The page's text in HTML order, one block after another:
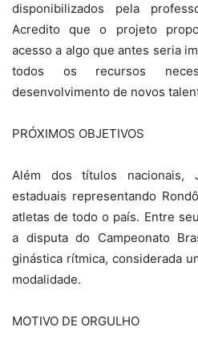
disponibilizados pela
Acredito que o projeto
acesso a algo que antes seria
todos os recursos
desenvolvimento de novos
PRÓXIMOS OBJETIVOS
Além dos títulos nacionais,
estaduais representando
atletas de todo o país. Entre
a disputa do Campeonato
ginástica rítmica, considerada
modalidade.
MOTIVO DE ORGULHO